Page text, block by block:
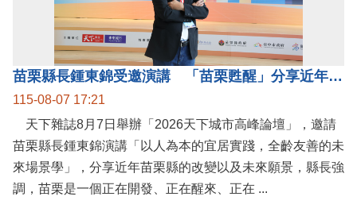
苗栗縣長鍾東錦受邀演講 「苗栗甦醒」分享近年轉變
115-08-07 17:21
天下雜誌8月7日舉辦「2026天下城市高峰論壇」，邀請
苗栗縣長鍾東錦演講「以人為本的宜居實踐，全齡友善的未
來場景學」，分享近年苗栗縣的改變以及未來願景，縣長強
調，苗栗是一個正在開發、正在醒來、正在 ...